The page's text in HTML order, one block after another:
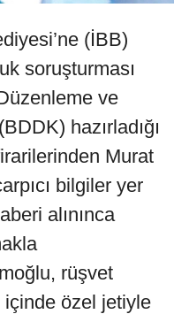
(İBB)
soruşturması
ve
hazırladığı
Murat
bilgiler yer
alınınca
rüşvet
içinde özel jetiyle